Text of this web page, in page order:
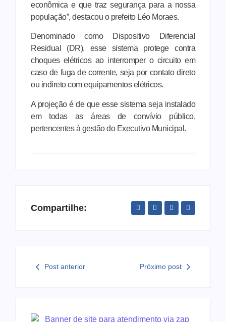
econômica e que traz segurança para a nossa
população”, destacou o prefeito Léo Moraes.
Denominado como Dispositivo Diferencial
Residual (DR), esse sistema protege contra
choques elétricos ao interromper o circuito em
caso de fuga de corrente, seja por contato direto
ou indireto com equipamentos elétricos.
A projeção é de que esse sistema seja instalado
em todas as áreas de convívio público,
pertencentes à gestão do Executivo Municipal.
Compartilhe:
Post anterior Próximo post